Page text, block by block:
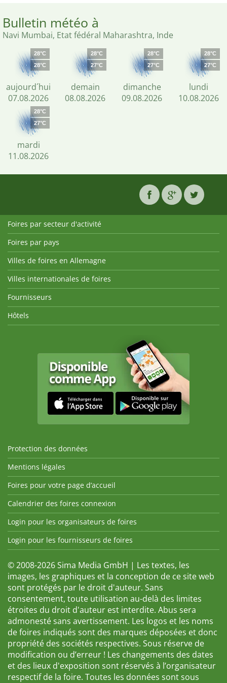
Bulletin météo à
Navi Mumbai, Etat fédéral Maharashtra, Inde
28°C
28°C
aujourd´hui
07.08.2026
28°C
27°C
demain
08.08.2026
28°C
27°C
dimanche
09.08.2026
28°C
27°C
lundi
10.08.2026
28°C
27°C
mardi
11.08.2026
Foires par secteur d'activité
Foires par pays
Villes de foires en Allemagne
Villes internationales de foires
Fournisseurs
Hôtels
Protection des données
Mentions légales
Foires pour votre page d’accueil
Calendrier des foires connexion
Login pour les organisateurs de foires
Login pour les fournisseurs de foires
© 2008-2026 Sima Media GmbH | Les textes, les
images, les graphiques et la conception de ce site web
sont protégés par le droit d'auteur. Sans
consentement, toute utilisation au-delà des limites
étroites du droit d'auteur est interdite. Abus sera
admonesté sans avertissement. Les logos et les noms
de foires indiqués sont des marques déposées et donc
propriété des sociétés respectives. Sous réserve de
modification ou d’erreur ! Les changements des dates
et des lieux d'exposition sont réservés à l’organisateur
respectif de la foire. Toutes les données sont sous